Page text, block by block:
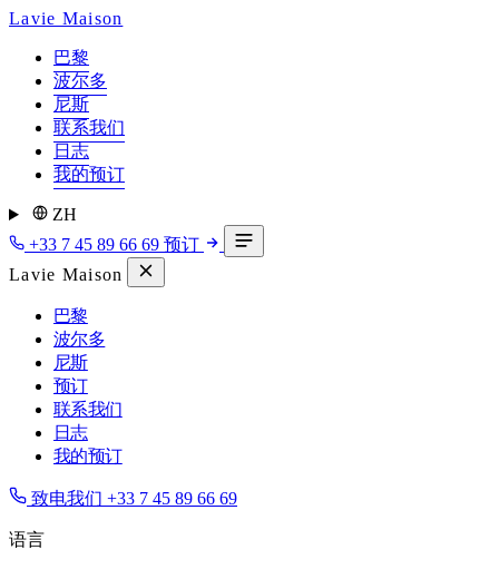
Lavie Maison
巴黎
波尔多
尼斯
联系我们
日志
我的预订
ZH
+33 7 45 89 66 69 预订
Lavie Maison
巴黎
波尔多
尼斯
预订
联系我们
日志
我的预订
致电我们 +33 7 45 89 66 69
语言